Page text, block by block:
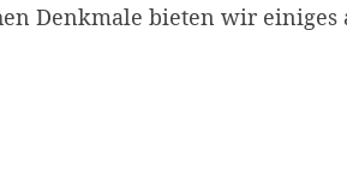
Denkmale bieten wir einiges